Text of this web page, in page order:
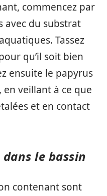
commencez par
avec du substrat
Tassez
qu’il soit bien
ensuite le papyrus
veillant à ce que
et en contact
le bassin
contenant sont